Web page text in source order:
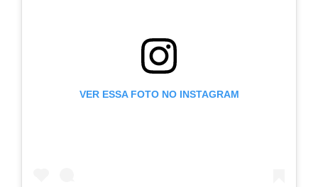
VER ESSA FOTO NO INSTAGRAM